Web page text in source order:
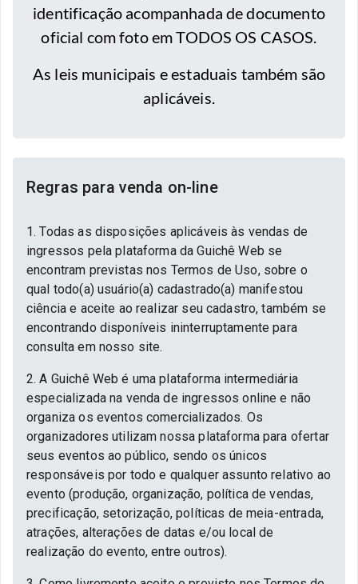
identificação acompanhada de documento
oficial com foto em TODOS OS CASOS.
As leis municipais e estaduais também são
aplicáveis.
Regras para venda on-line
1. Todas as disposições aplicáveis às vendas de
ingressos pela plataforma da Guichê Web se
encontram previstas nos Termos de Uso, sobre o
qual todo(a) usuário(a) cadastrado(a) manifestou
ciência e aceite ao realizar seu cadastro, também se
encontrando disponíveis ininterruptamente para
consulta em nosso site.
2. A Guichê Web é uma plataforma intermediária
especializada na venda de ingressos online e não
organiza os eventos comercializados. Os
organizadores utilizam nossa plataforma para ofertar
seus eventos ao público, sendo os únicos
responsáveis por todo e qualquer assunto relativo ao
evento (produção, organização, política de vendas,
precificação, setorização, políticas de meia-entrada,
atrações, alterações de datas e/ou local de
realização do evento, entre outros).